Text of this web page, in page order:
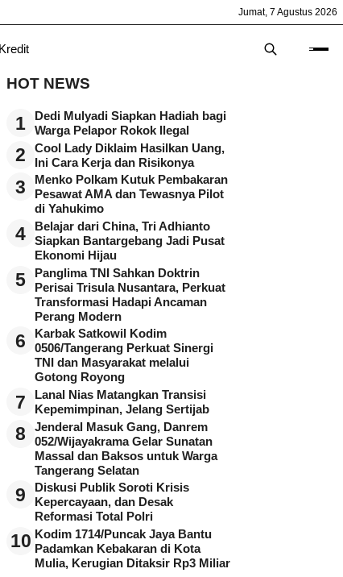
Jumat, 7 Agustus 2026
HOT NEWS
1
Dedi Mulyadi Siapkan Hadiah bagi
Warga Pelapor Rokok Ilegal
2
Cool Lady Diklaim Hasilkan Uang,
Ini Cara Kerja dan Risikonya
3
Menko Polkam Kutuk Pembakaran
Pesawat AMA dan Tewasnya Pilot
di Yahukimo
4
Belajar dari China, Tri Adhianto
Siapkan Bantargebang Jadi Pusat
Ekonomi Hijau
5
Panglima TNI Sahkan Doktrin
Perisai Trisula Nusantara, Perkuat
Transformasi Hadapi Ancaman
Perang Modern
6
Karbak Satkowil Kodim
0506/Tangerang Perkuat Sinergi
TNI dan Masyarakat melalui
Gotong Royong
7
Lanal Nias Matangkan Transisi
Kepemimpinan, Jelang Sertijab
8
Jenderal Masuk Gang, Danrem
052/Wijayakrama Gelar Sunatan
Massal dan Baksos untuk Warga
Tangerang Selatan
9
Diskusi Publik Soroti Krisis
Kepercayaan, dan Desak
Reformasi Total Polri
10 Kodim 1714/Puncak Jaya Bantu
Padamkan Kebakaran di Kota
Mulia, Kerugian Ditaksir Rp3 Miliar